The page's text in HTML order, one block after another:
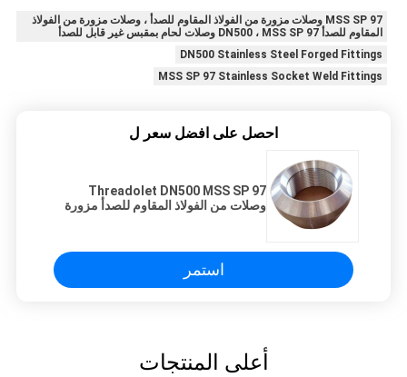
MSS SP 97 وصلات مزورة من الفولاذ المقاوم للصدأ ، وصلات مزورة من الفولاذ
المقاوم للصدأ DN500 ، MSS SP 97 وصلات لحام بمقبس غير قابل للصدأ
DN500 Stainless Steel Forged Fittings
MSS SP 97 Stainless Socket Weld Fittings
احصل على افضل سعر ل
Threadolet DN500 MSS SP 97
وصلات من الفولاذ المقاوم للصدأ مزورة
استمر
أعلى المنتجات